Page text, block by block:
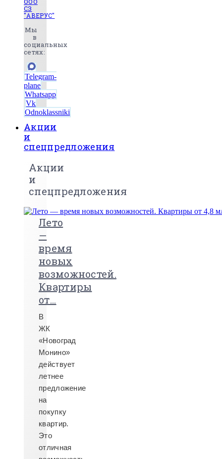
ООО
СЗ
"АВЕРУС"
Мы
в
социальных
сетях:
Telegram-
plane
Whatsapp
Vk
Odnoklassniki
Акции
и
спецпредложения
Акции
и
спецпредложения
Лето
—
время
новых
возможностей.
Квартиры
от...
В
ЖК
«Новоград
Монино»
действует
летнее
предложение
на
покупку
квартир.
Это
отличная